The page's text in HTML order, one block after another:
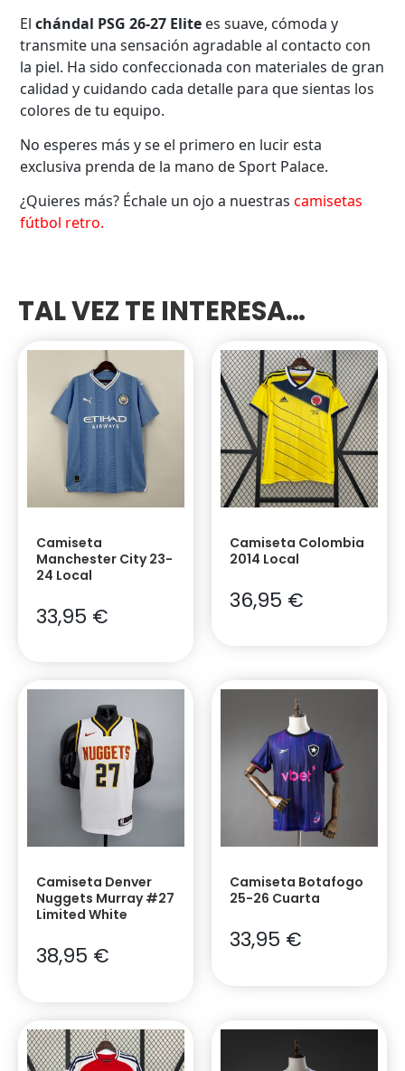
Elchándal PSG 26-27 Elite es suave, cómoda y
transmite una sensación agradable al contacto con
la piel. Ha sido confeccionada con materiales de gran
calidad y cuidando cada detalle para que sientas los
colores de tu equipo.
No esperes más y se el primero en lucir esta
exclusiva prenda de la mano de Sport Palace.
¿Quieres más? Échale un ojo a nuestrascamisetas
fútbol retro.
TAL VEZ TE INTERESA…
Camiseta
Manchester City 23-
24 Local
33,95 €
Camiseta Colombia
2014 Local
36,95 €
Camiseta Denver
Nuggets Murray #27
Limited White
38,95 €
Camiseta Botafogo
25-26 Cuarta
33,95 €